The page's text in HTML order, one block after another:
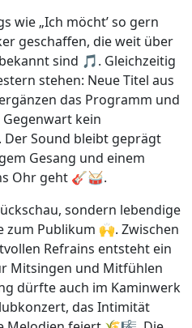
wie „Ich möcht’ so gern
geschaffen, die weit über
sind 🎵. Gleichzeitig
stehen: Neue Titel aus
das Programm und
kein
Sound bleibt geprägt
Gesang und einem
Ohr geht 🎸🥁.
sondern lebendige
zum Publikum 🙌. Zwischen
Refrains entsteht ein
Mitsingen und Mitfühlen
dürfte auch im Kaminwerk
das Intimität